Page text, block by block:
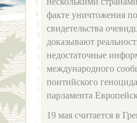
факте уничтожения
свидетельства
доказывают
недостаточные
международного
понтийского
парламента
19 мая считается в